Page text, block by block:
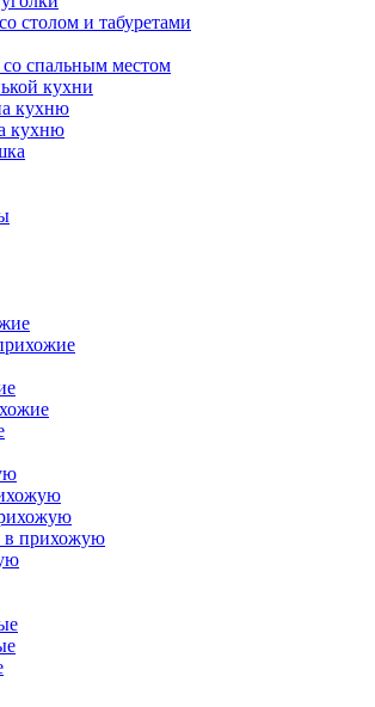
столом и табуретами
спальным местом
кухни
кухню
кухню
в прихожую